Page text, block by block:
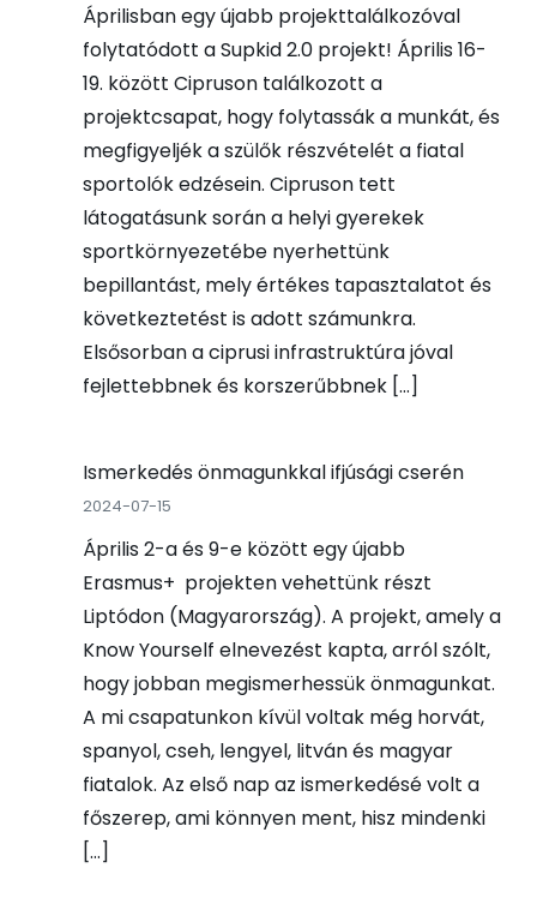
Áprilisban egy újabb projekttalálkozóval
folytatódott a Supkid 2.0 projekt! Április 16-
19. között Cipruson találkozott a
projektcsapat, hogy folytassák a munkát, és
megfigyeljék a szülők részvételét a fiatal
sportolók edzésein. Cipruson tett
látogatásunk során a helyi gyerekek
sportkörnyezetébe nyerhettünk
bepillantást, mely értékes tapasztalatot és
következtetést is adott számunkra.
Elsősorban a ciprusi infrastruktúra jóval
fejlettebbnek és korszerűbbnek […]
Ismerkedés önmagunkkal ifjúsági cserén
2024-07-15
Április 2-a és 9-e között egy újabb
Erasmus+ projekten vehettünk részt
Liptódon (Magyarország). A projekt, amely a
Know Yourself elnevezést kapta, arról szólt,
hogy jobban megismerhessük önmagunkat.
A mi csapatunkon kívül voltak még horvát,
spanyol, cseh, lengyel, litván és magyar
fiatalok. Az első nap az ismerkedésé volt a
főszerep, ami könnyen ment, hisz mindenki
[…]